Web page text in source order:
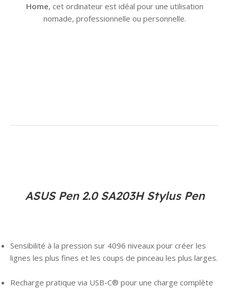
Home, cet ordinateur est idéal pour une utilisation
nomade, professionnelle ou personnelle.
ASUS Pen 2.0 SA203H Stylus Pen
Sensibilité à la pression sur 4096 niveaux pour créer les
lignes les plus fines et les coups de pinceau les plus larges.
Recharge pratique via USB-C® pour une charge complète